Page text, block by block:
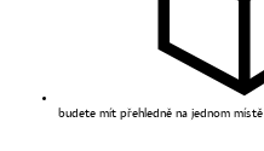
budete mít přehledně na jednom místě